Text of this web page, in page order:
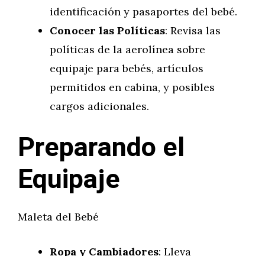
identificación y pasaportes del bebé.
Conocer las Políticas: Revisa las
políticas de la aerolínea sobre
equipaje para bebés, artículos
permitidos en cabina, y posibles
cargos adicionales.
Preparando el
Equipaje
Maleta del Bebé
Ropa y Cambiadores: Lleva